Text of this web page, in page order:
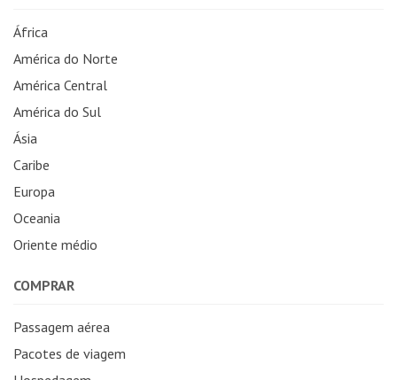
África
América do Norte
América Central
América do Sul
Ásia
Caribe
Europa
Oceania
Oriente médio
COMPRAR
Passagem aérea
Pacotes de viagem